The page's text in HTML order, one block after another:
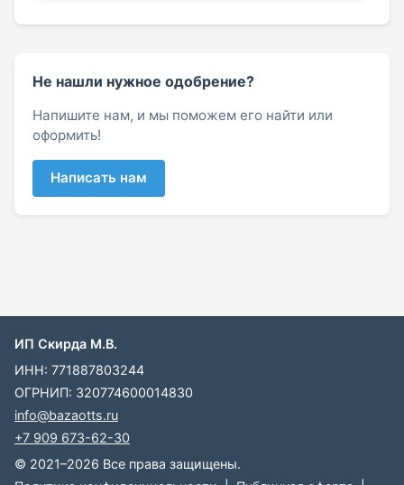
Не нашли нужное одобрение?
Напишите нам, и мы поможем его найти или
оформить!
Написать нам
ИП Скирда М.В.
ИНН: 771887803244
ОГРНИП: 320774600014830
info@bazaotts.ru
+7 909 673-62-30
© 2021–2026 Все права защищены.